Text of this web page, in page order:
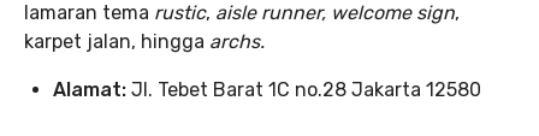
lamaran tema rustic, aisle runner, welcome sign,
karpet jalan, hingga archs.
Alamat: Jl. Tebet Barat 1C no.28 Jakarta 12580